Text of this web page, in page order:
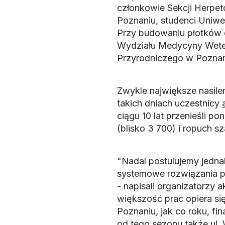
członkowie Sekcji
Poznaniu, studenci
Przy budowaniu
Wydziału Medycyny
Przyrodniczego w
Zwykle największe
takich dniach uczestnicy
ciągu 10 lat przenieśli
(blisko 3 700) i ropuch
"Nadal postulujemy
systemowe rozwiązania
- napisali organizatorzy
większość prac opiera
Poznaniu, jak co roku,